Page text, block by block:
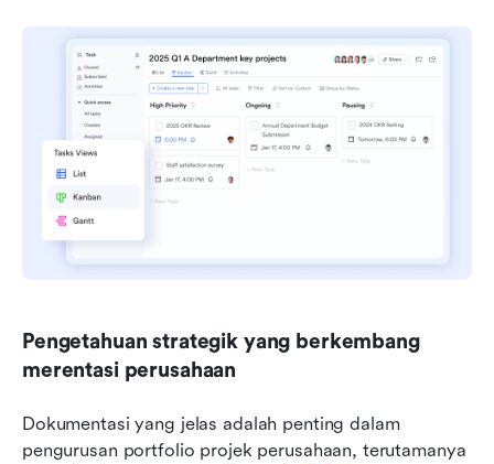
Pengetahuan strategik yang berkembang
merentasi perusahaan
Dokumentasi yang jelas adalah penting dalam
pengurusan portfolio projek perusahaan, terutamanya